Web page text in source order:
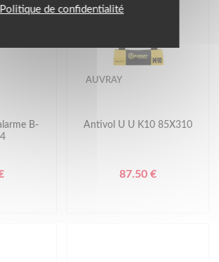
B-
AUVRAY
Antivol U U K10 85X310
87.50 €
Politique de confidentialité